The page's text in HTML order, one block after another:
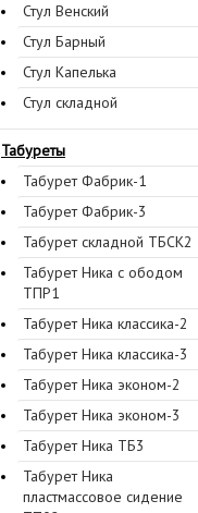
Стул Венский
Стул Барный
Стул Капелька
Стул складной
Табуреты
Табурет Фабрик-1
Табурет Фабрик-3
Табурет складной ТБСК2
Табурет Ника с ободом
ТПР1
Табурет Ника классика-2
Табурет Ника классика-3
Табурет Ника эконом-2
Табурет Ника эконом-3
Табурет Ника ТБ3
Табурет Ника
пластмассовое сидение